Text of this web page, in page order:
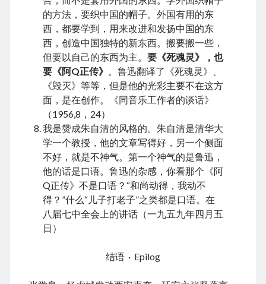
February 2021
January 2021
December 2020
November 2020
October 2020
September 2020
August 2020
July 2020
June 2020
May 2020
April 2020
March 2020
January 2020
December 2019
September 2019
March 2019
December 2018
的方法，要织中国的帽子。外国有用的东
西，都要学到，用来改进和发扬中国的东
西，创造中国独特的新东西。搬要搬一些，
但要以自己的东西为主。 要《死魂灵》，也
要《阿Q正传》 。鲁迅翻译了《死魂灵》、
《毁灭》等等，但是他的光彩主要不在这方
面，是在创作。《同音乐工作者的谈话》
（1956,8，24）
我是赞成朱自清的风格的。朱自清是清华大
学一个教授，他的文章写得好，另一个侧面
不好，就是不神气。第一个神气的是鲁迅，
他的话是口语。鲁迅的杂感，你看那个《阿
Q正传》不是口语？“和尚动得，我动不
得？”什么“儿子打老子”之类都是口语。在
八届七中全会上的讲话（一九五九年四月五
日）
结语 · Epilog